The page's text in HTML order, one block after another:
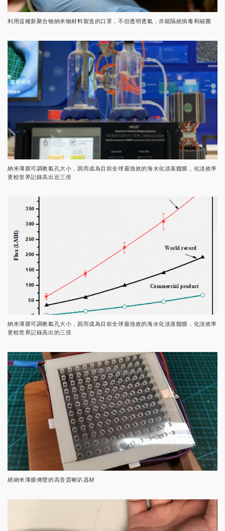
利用這種新聚合物納米物材料製造的口罩，不但透明透氣，亦能隔絕病毒和細菌
納米薄膜可調教氣孔大小，因而成為目前全球最強效的海水化淡蒸餾膜，化淡效率
更較世界記錄高出近三倍
納米薄膜可調教氣孔大小，因而成為目前全球最強效的海水化淡蒸餾膜，化淡效率
更較世界記錄高出的三倍
經納米薄膜傳聲的高音質喇叭器材